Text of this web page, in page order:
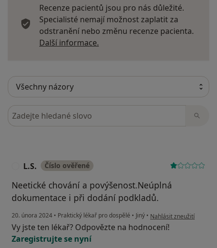
Recenze pacientů jsou pro nás důležité.
Specialisté nemají možnost zaplatit za
odstranění nebo změnu recenze pacienta.
Další informace.
Hledejte v názorech
L.S. Číslo ověřené
Neetické chování a povýšenost.Neúplná
dokumentace i při dodání podkladů.
20. února 2024 • Praktický lékař pro dospělé • Jiný • podle názoru uživatele
Nahlásit zneužití
Vy jste ten lékař? Odpovězte na hodnocení!
Zaregistrujte se nyní